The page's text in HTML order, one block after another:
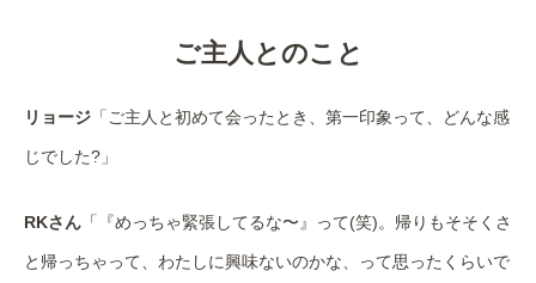
ご主人とのこと
リョージ 「ご主人と初めて会ったとき、第一印象って、どんな感
じでした?」
RKさん 「『めっちゃ緊張してるな〜』って(笑)。帰りもそそくさ
と帰っちゃって、わたしに興味ないのかな、って思ったくらいで